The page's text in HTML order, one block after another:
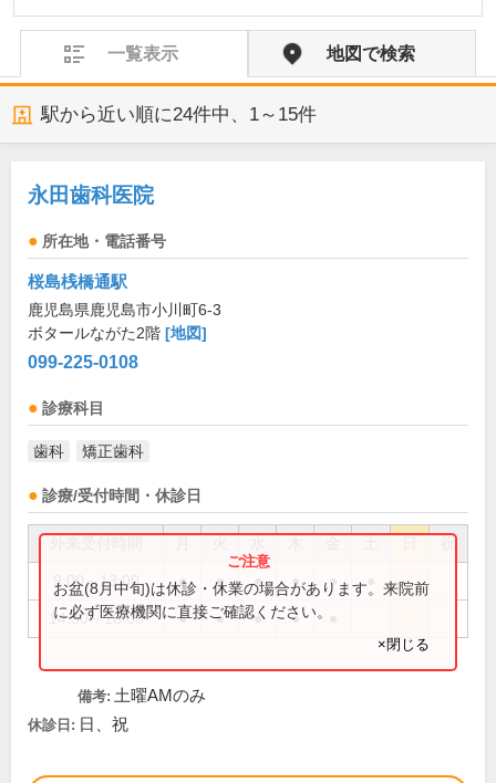
一覧表示 地図で検索
駅から近い順に24件中、 1～15件
永田歯科医院
所在地・電話番号
桜島桟橋通駅
鹿児島県鹿児島市小川町6-3
ボタールながた2階 [地図]
099-225-0108
診療科目
歯科 矯正歯科
診療/受付時間・休診日
祝
9:00～13:00 ● ● ● ● ●
14:30～18:00 ● ● ● ●
お盆(8月中旬)は休診・休業の場合があります。来院前
に必ず医療機関に直接ご確認ください。
×閉じる
備考: 土曜AMのみ
休診日: 日、祝